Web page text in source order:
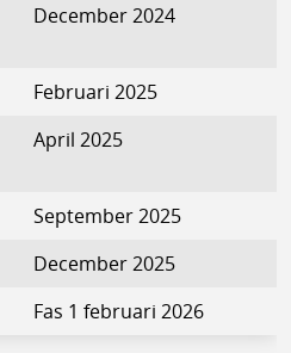
December 2024
Februari 2025
April 2025
September 2025
December 2025
Fas 1 februari 2026